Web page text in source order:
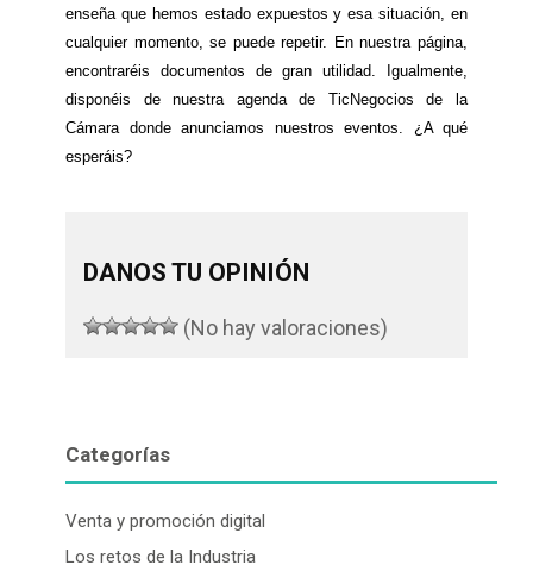
enseña que hemos estado expuestos y esa situación, en
cualquier momento, se puede repetir. En nuestra página,
encontraréis documentos de gran utilidad. Igualmente,
disponéis de nuestra agenda de TicNegocios de la
Cámara donde anunciamos nuestros eventos. ¿A qué
esperáis?
DANOS TU OPINIÓN
(No hay valoraciones)
Categorías
Venta y promoción digital
Los retos de la Industria